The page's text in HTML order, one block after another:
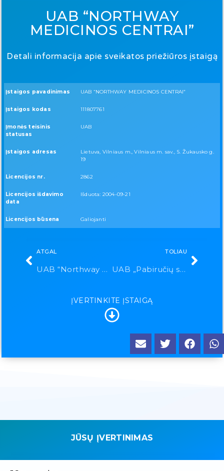
UAB “NORTHWAY
MEDICINOS CENTRAI”
Detali informacija apie sveikatos priežiūros įstaigą
Įstaigos pavadinimas UAB “NORTHWAY MEDICINOS CENTRAI”
Įstaigos kodas 111807761
Įmonės teisinis
statusas
UAB
Įstaigos adresas
Lietuva, Vilniaus m., Vilniaus m. sav., S. Žukausko g.
19
Licencijos nr. 2862
Licencijos išdavimo
data
Išduota: 2004-09-21
Licencijos būsena Galiojanti
ATGAL
UAB “Northway chirurgijos centras”
TOLIAU
UAB „Pabiručių sveikata“
ĮVERTINKITE ĮSTAIGĄ
JŪSŲ ĮVERTINIMAS